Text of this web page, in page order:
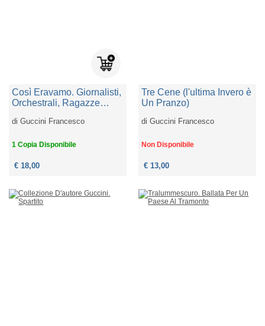
Così Eravamo. Giornalisti,
Orchestrali, Ragazze
Strada
diGuccini Francesco
1 Copia Disponibile
€ 18,00
Tre Cene (l'ultima Invero è
Un Pranzo)
diGuccini Francesco
Non Disponibile
€ 13,00